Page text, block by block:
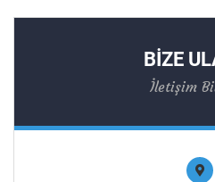
BİZE
İletişim